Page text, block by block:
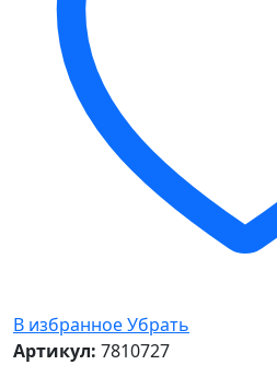
В избранноеУбрать
Артикул: 7810727